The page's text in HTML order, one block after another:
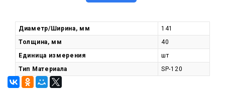
Диаметр/Ширина, мм
141
Толщина, мм
40
Единица измерения
шт
Тип Материала
SP-120